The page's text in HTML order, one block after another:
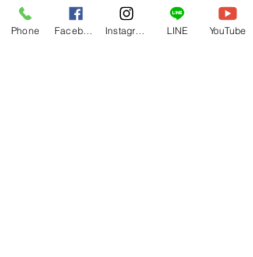
関連商品
Phone LINE YouTube